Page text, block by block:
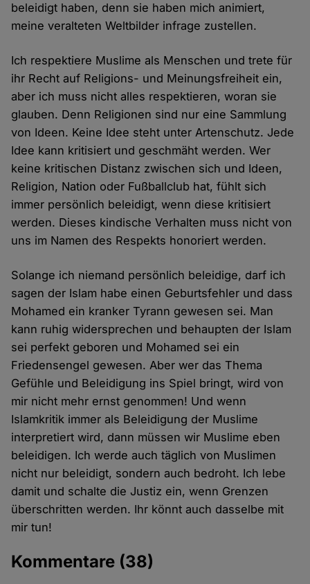
beleidigt haben, denn sie haben mich animiert,
meine veralteten Weltbilder infrage zustellen.
Ich respektiere Muslime als Menschen und trete für
ihr Recht auf Religions- und Meinungsfreiheit ein,
aber ich muss nicht alles respektieren, woran sie
glauben. Denn Religionen sind nur eine Sammlung
von Ideen. Keine Idee steht unter Artenschutz. Jede
Idee kann kritisiert und geschmäht werden. Wer
keine kritischen Distanz zwischen sich und Ideen,
Religion, Nation oder Fußballclub hat, fühlt sich
immer persönlich beleidigt, wenn diese kritisiert
werden. Dieses kindische Verhalten muss nicht von
uns im Namen des Respekts honoriert werden.
Solange ich niemand persönlich beleidige, darf ich
sagen der Islam habe einen Geburtsfehler und dass
Mohamed ein kranker Tyrann gewesen sei. Man
kann ruhig widersprechen und behaupten der Islam
sei perfekt geboren und Mohamed sei ein
Friedensengel gewesen. Aber wer das Thema
Gefühle und Beleidigung ins Spiel bringt, wird von
mir nicht mehr ernst genommen! Und wenn
Islamkritik immer als Beleidigung der Muslime
interpretiert wird, dann müssen wir Muslime eben
beleidigen. Ich werde auch täglich von Muslimen
nicht nur beleidigt, sondern auch bedroht. Ich lebe
damit und schalte die Justiz ein, wenn Grenzen
überschritten werden. Ihr könnt auch dasselbe mit
mir tun!
Kommentare (38)